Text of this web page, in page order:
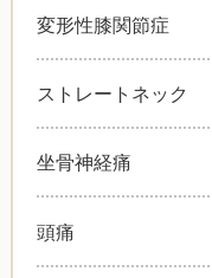
変形性膝関節症
ストレートネック
坐骨神経痛
頭痛